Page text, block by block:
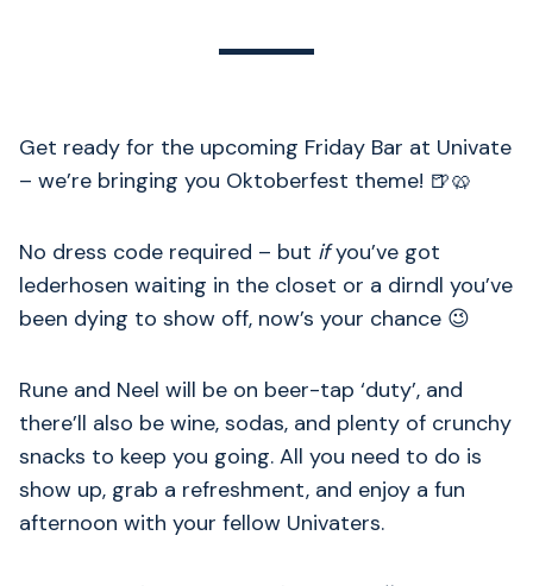
Get ready for the upcoming Friday Bar at Univate
– we’re bringing you Oktoberfest theme! 🍺🥨
No dress code required – but ifyou’ve got
lederhosen waiting in the closet or a dirndl you’ve
been dying to show off, now’s your chance 😉
Rune and Neel will be on beer-tap ‘duty’, and
there’ll also be wine, sodas, and plenty of crunchy
snacks to keep you going. All you need to do is
show up, grab a refreshment, and enjoy a fun
afternoon with your fellow Univaters.